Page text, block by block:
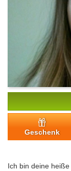
Geschenk
Ich bin deine